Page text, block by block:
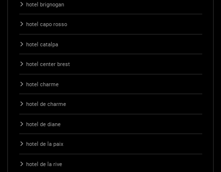
hotel brignogan
hotel capo rosso
hotel catalpa
hotel center brest
hotel charme
hotel de charme
hotel de diane
hotel de la paix
hotel de la rive